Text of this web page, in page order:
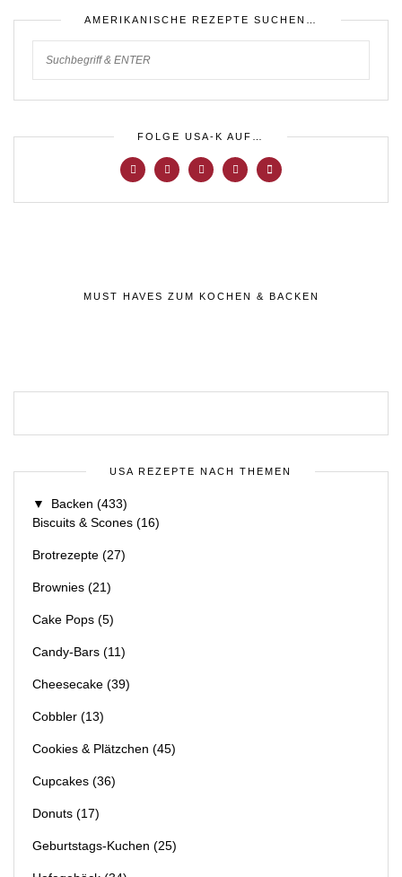
AMERIKANISCHE REZEPTE SUCHEN…
FOLGE USA-K AUF…
MUST HAVES ZUM KOCHEN & BACKEN
USA REZEPTE NACH THEMEN
▼ Backen (433)
Biscuits & Scones (16)
Brotrezepte (27)
Brownies (21)
Cake Pops (5)
Candy-Bars (11)
Cheesecake (39)
Cobbler (13)
Cookies & Plätzchen (45)
Cupcakes (36)
Donuts (17)
Geburtstags-Kuchen (25)